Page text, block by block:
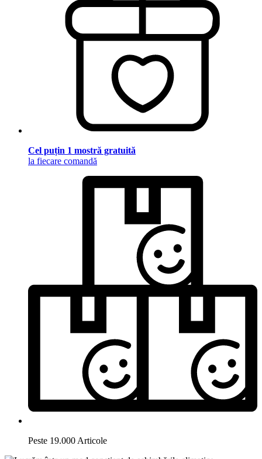
Cel puțin 1 mostră gratuită
la fiecare comandă
Peste 19.000 Articole